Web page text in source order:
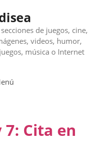
de juegos, cine,
videos, humor,
música o Internet
Cita en